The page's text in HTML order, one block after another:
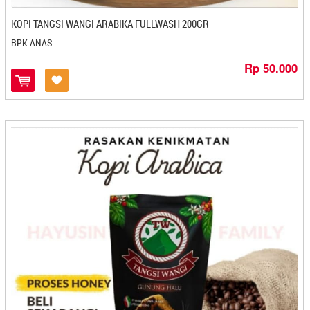
Browcyl - Makasar
Brownie Holic - Bandung
BROWNIES AMANDA
Brownies Batu Bara - Balikpapan
Brownies Dheline - Bogor
Bu Acih - Magelang
Bu Deddy's Keripik - Cilegon
Bu Elly - Makasar
Bu Luthfi - Mojokerto
Bu Slamet Sriping - Cilacap
Bu Slamet Srping - Cilacap
Bu-Tjitro - Yogyakarta
Buavica Carica - Magelang
Budeddy's Keripik - Cilegon
Buk Kai - Padang
Buka Kai- Padang
KOPI TANGSI WANGI ARABIKA FULLWASH 200GR
BPK ANAS
Rp 50.000